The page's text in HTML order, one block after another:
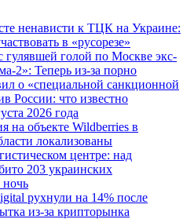
ненависти к ТЦК на Украине:
в «русорезе»
гулявшей голой по Москве экс-
2»: Теперь из-за порно
о «специальной санкционной
России: что известно
2026 года
на объекте Wildberries в
локализованы
центре: над
203 украинских
ночь
рухнули на 14% после
из-за крипторынка